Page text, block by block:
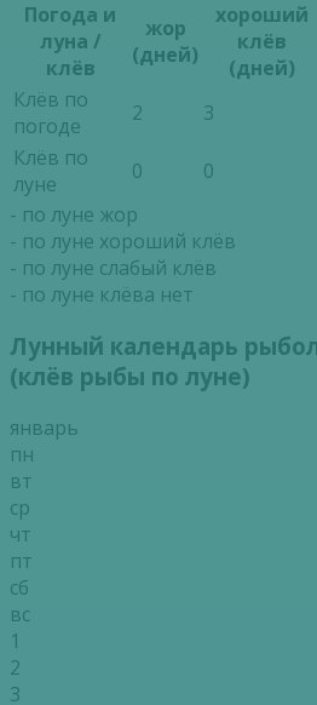
Погода и
луна /
клёв
жор
(дней)
хороший
клёв
(дней)
Клёв по
погоде
2 3
Клёв по
луне
0 0
- по луне жор
- по луне хороший клёв
- по луне слабый клёв
- по луне клёва нет
Лунный календарь
(клёв рыбы по луне)
январь
пн
вт
ср
чт
пт
сб
вс
1
2
3